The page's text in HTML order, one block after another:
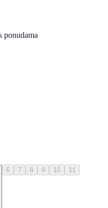
ponudama
6 7 8 9 10 11